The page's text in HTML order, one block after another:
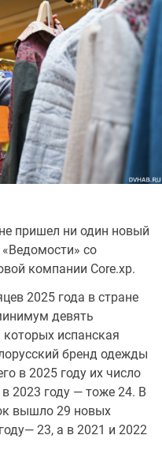
пришел ни один новый
со
компании Core.xp.
2025 года в стране
девять
испанская
бренд одежды
в 2025 году их число
2023 году — тоже 24. В
вышло 29 новых
23, а в 2021 и 2022